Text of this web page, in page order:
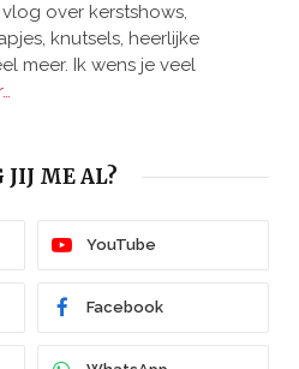
vlog over kerstshows,
knutsels, heerlijke
meer. Ik wens je veel
JIJ ME AL?
YouTube
Facebook